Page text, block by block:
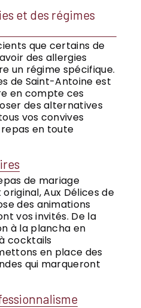
et des régimes
que certains de
des allergies
un régime spécifique.
de Saint-Antoine est
en compte ces
des alternatives
vos convives
en toute
de mariage
Aux Délices de
des animations
vos invités. De la
à la plancha en
cocktails
en place des
qui marqueront